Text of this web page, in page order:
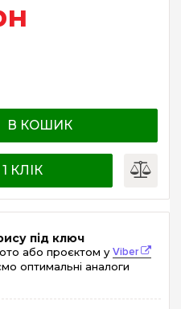
В КОШИК
КЛІК
під ключ
або проєктом уViber
оптимальні аналоги